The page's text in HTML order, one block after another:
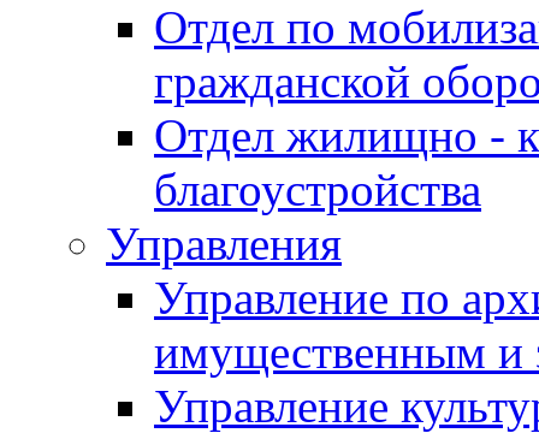
Отдел по
гражданской
Отдел жилищно -
благоустройства
Управления
Управление по
имущественным и
Управление